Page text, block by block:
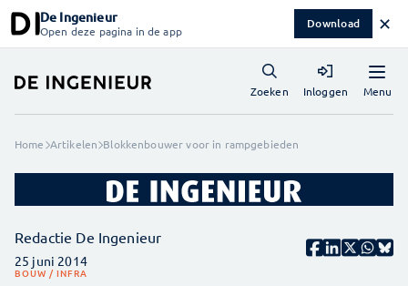
De Ingenieur
Open deze pagina in de app Download ✕
Menu
Zoeken Inloggen
Home Artikelen Blokkenbouwer voor in rampgebieden
Redactie De Ingenieur
25 juni 2014
BOUW / INFRA